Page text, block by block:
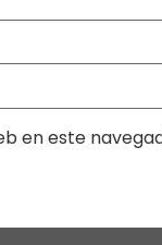
en este